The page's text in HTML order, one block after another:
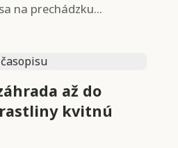
na prechádzku...
až do
kvitnú